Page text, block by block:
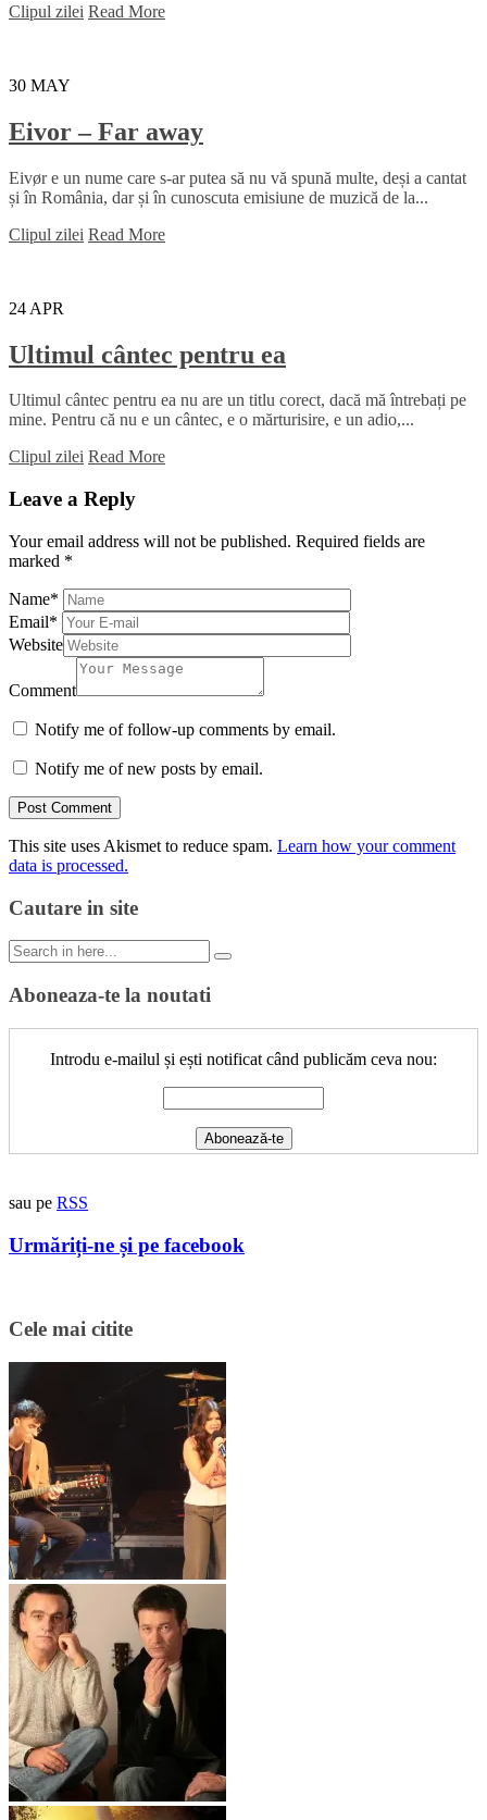
Clipul zilei Read More
30 MAY
Eivor – Far away
Eivør e un nume care s-ar putea să nu vă spună multe, deși a cantat
și în România, dar și în cunoscuta emisiune de muzică de la...
Clipul zilei Read More
24 APR
Ultimul cântec pentru ea
Ultimul cântec pentru ea nu are un titlu corect, dacă mă întrebați pe
mine. Pentru că nu e un cântec, e o mărturisire, e un adio,...
Clipul zilei Read More
Leave a Reply
Your email address will not be published. Required fields are
marked *
Name*
Email*
Website
Comment
Notify me of follow-up comments by email.
Notify me of new posts by email.
This site uses Akismet to reduce spam. Learn how your comment
data is processed.
Cautare in site
Search
for:
Aboneaza-te la noutati
Introdu e-mailul și ești notificat când publicăm ceva nou:
sau pe RSS
Urmăriți-ne și pe facebook
Cele mai citite